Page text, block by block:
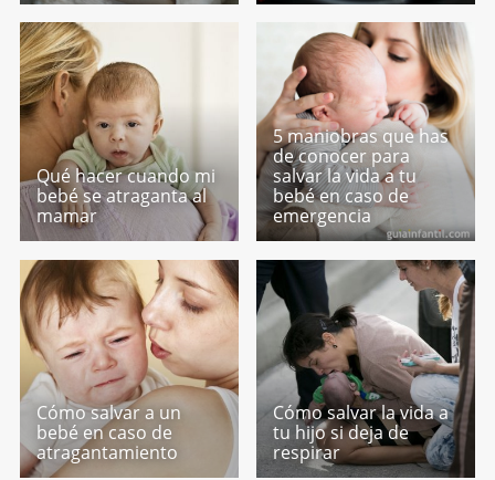
Qué hacer cuando mi
bebé se atraganta al
mamar
5 maniobras que has
de conocer para
salvar la vida a tu
bebé en caso de
emergencia
Cómo salvar a un
bebé en caso de
atragantamiento
Cómo salvar la vida a
tu hijo si deja de
respirar